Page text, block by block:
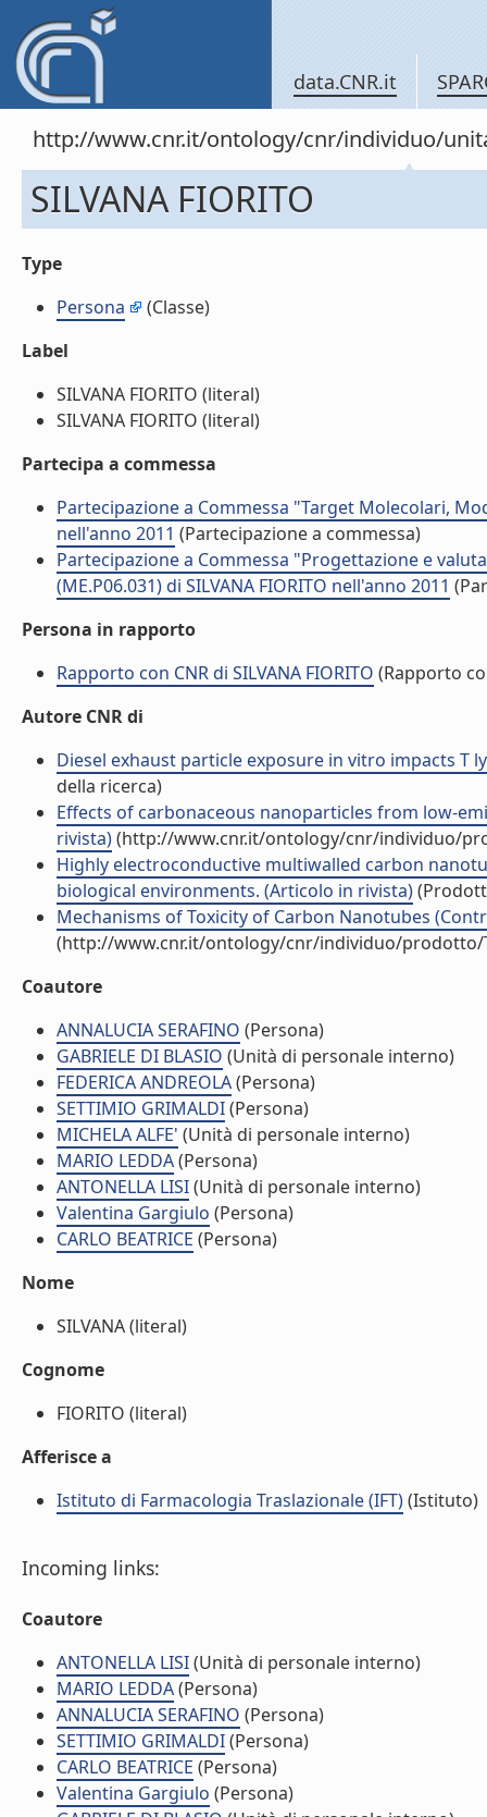
data.CNR.it
http://www.cnr.it/ontology/cnr/individuo/
SILVANA FIORITO
Type
Persona
(Classe)
Label
SILVANA FIORITO (literal)
SILVANA FIORITO (literal)
Partecipa a commessa
Partecipazione a Commessa "Target Molecolari,
nell'anno 2011 (Partecipazione a commessa)
Partecipazione a Commessa "Progettazione e
(ME.P06.031) di SILVANA FIORITO nell'anno 2011
Persona in rapporto
Rapporto con CNR di SILVANA FIORITO (Rapporto
Autore CNR di
Diesel exhaust particle exposure in vitro impacts
della ricerca)
Effects of carbonaceous nanoparticles from low-
rivista)(http://www.cnr.it/ontology/cnr/individuo/
Highly electroconductive multiwalled carbon
biological environments. (Articolo in rivista)
Mechanisms of Toxicity of Carbon Nanotubes
(http://www.cnr.it/ontology/cnr/individuo/prodotto/
Coautore
ANNALUCIA SERAFINO (Persona)
GABRIELE DI BLASIO (Unità di personale interno)
FEDERICA ANDREOLA(Persona)
SETTIMIO GRIMALDI(Persona)
MICHELA ALFE' (Unità di personale interno)
MARIO LEDDA(Persona)
ANTONELLA LISI(Unità di personale interno)
Valentina Gargiulo (Persona)
CARLO BEATRICE (Persona)
Nome
SILVANA (literal)
Cognome
FIORITO (literal)
Afferisce a
Istituto di Farmacologia Traslazionale (IFT)(Istituto)
Incoming links:
Coautore
ANTONELLA LISI(Unità di personale interno)
MARIO LEDDA(Persona)
ANNALUCIA SERAFINO (Persona)
SETTIMIO GRIMALDI(Persona)
CARLO BEATRICE (Persona)
Valentina Gargiulo (Persona)